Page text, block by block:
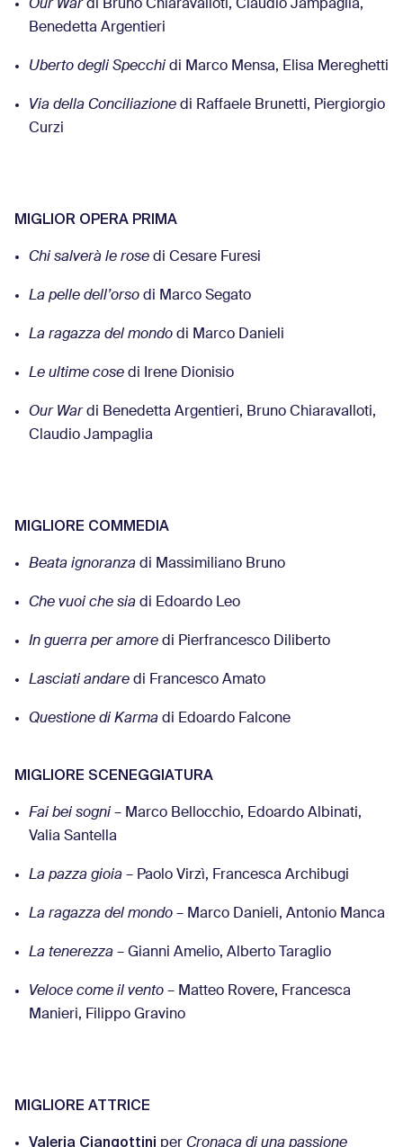
Our Wardi Bruno Chiaravalloti, Claudio Jampaglia,
Benedetta Argentieri
Uberto degli Specchi di Marco Mensa, Elisa Mereghetti
Via della Conciliazione di Raffaele Brunetti, Piergiorgio
Curzi
MIGLIOR OPERA PRIMA
Chi salverà le rose di Cesare Furesi
La pelle dell’orso di Marco Segato
La ragazza del mondo di Marco Danieli
Le ultime cose di Irene Dionisio
Our Wardi Benedetta Argentieri, Bruno Chiaravalloti,
Claudio Jampaglia
MIGLIORE COMMEDIA
Beata ignoranza di Massimiliano Bruno
Che vuoi che sia di Edoardo Leo
In guerra per amore di Pierfrancesco Diliberto
Lasciati andare di Francesco Amato
Questione di Karma di Edoardo Falcone
MIGLIORE SCENEGGIATURA
Fai bei sogni – Marco Bellocchio, Edoardo Albinati,
Valia Santella
La pazza gioia – Paolo Virzì, Francesca Archibugi
La ragazza del mondo – Marco Danieli, Antonio Manca
La tenerezza – Gianni Amelio, Alberto Taraglio
Veloce come il vento – Matteo Rovere, Francesca
Manieri, Filippo Gravino
MIGLIORE ATTRICE
Valeria Ciangottini per Cronaca di una passione